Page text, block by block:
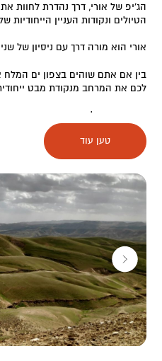
הג'יפ של אורי, דרך נהדרת לחוות
הטיולים ונקודות העניין הייחודיות
אורי הוא מורה דרך עם ניסיון של
בין אם אתם שוהים בצפון ים המלח
לכם את המרחב מנקודת מבט
בצפון ים המלח מציע אורי נגיעה
השנים דוגמת ביקור במערות נזירים
האשלג הראשון וההתיישבות
אשת לוט, במסלולי החווארים
הנאה בדרך…
טען עוד